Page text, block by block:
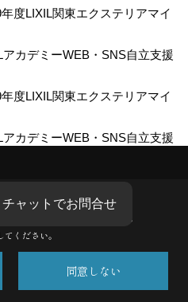
度LIXIL関東エクステリアマイ
カデミーWEB・SNS自立支援
度LIXIL関東エクステリアマイ
カデミーWEB・SNS自立支援
西エクステリアマイスター会
戸・淡路ブロック会 確実に
ミナー
度LIXIL関東エクステリアマイ
シーポリシー
」をご覧ください。
ください。
同意しない